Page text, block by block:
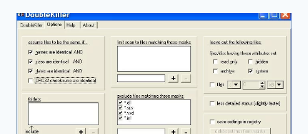
FREEWARE
PDF